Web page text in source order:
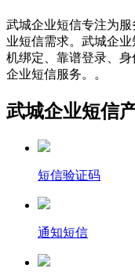
武城企业短信专注为
业短信需求。武城企
机绑定、靠谱登录、
企业短信服务。。
武城企业短信
短信验证码
通知短信